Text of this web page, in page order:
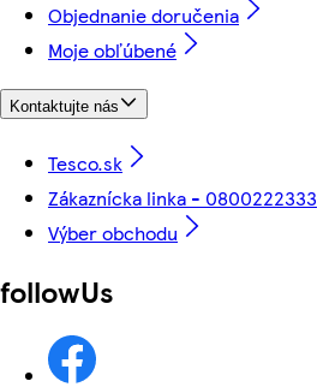
Objednanie doručenia
Moje obľúbené
Kontaktujte nás
Tesco.sk
Zákaznícka linka - 0800222333
Výber obchodu
followUs